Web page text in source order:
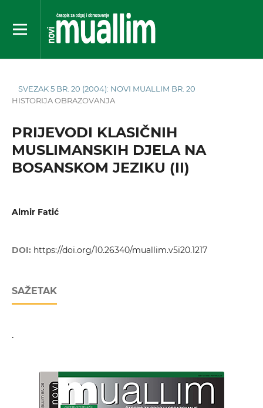
SVEZAK 5 BR. 20 (2004): NOVI MUALLIM BR. 20
HISTORIJA OBRAZOVANJA
PRIJEVODI KLASIČNIH
MUSLIMANSKIH DJELA NA
BOSANSKOM JEZIKU (II)
Almir Fatić
DOI: https://doi.org/10.26340/muallim.v5i20.1217
SAŽETAK
.